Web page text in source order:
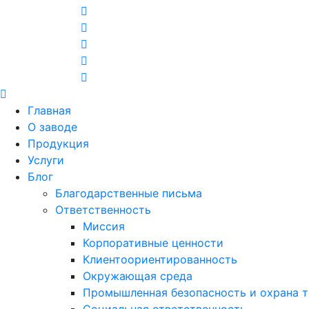
Главная
О заводе
Продукция
Услуги
Блог
Благодарственные письма
Ответственность
Миссия
Корпоративные ценности
Клиентоориентированность
Окружающая среда
Промышленная безопасность и охрана